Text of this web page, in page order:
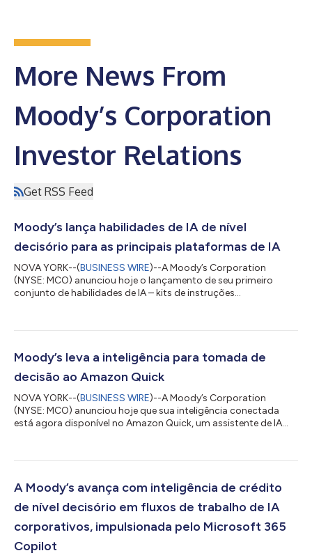
More News From
Moody’s Corporation
Investor Relations
Get RSS Feed
Moody’s lança habilidades de IA de nível
decisório para as principais plataformas de IA
NOVA YORK--(BUSINESS WIRE)--A Moody’s Corporation
(NYSE: MCO) anunciou hoje o lançamento de seu primeiro
conjunto de habilidades de IA – kits de instruções
agentes de IA à sua inteligência de nível decisório. Disponíveis
365 Copilot Cowork, as habilidades da Moody’s permitem que
os clientes executem fluxos de trabalho analíti...
Moody’s leva a inteligência para tomada de
decisão ao Amazon Quick
NOVA YORK--(BUSINESS WIRE)--A Moody’s Corporation
(NYSE: MCO) anunciou hoje que sua inteligência conectada
está agora disponível no Amazon Quick, um assistente de IA
Protocol). A integração dá aos clientes que operam no Amazon
Moody's Ratings, bem como dados curados da Moody's sobre
mais de 600 milhões de entidades públicas...
A Moody’s avança com inteligência de crédito
de nível decisório em fluxos de trabalho de IA
corporativos, impulsionada pelo Microsoft 365
Copilot